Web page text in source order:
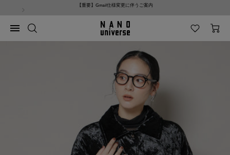
ツ
NANO universe サイト利用規約改定のお知らせ
ナ
NANO
universe